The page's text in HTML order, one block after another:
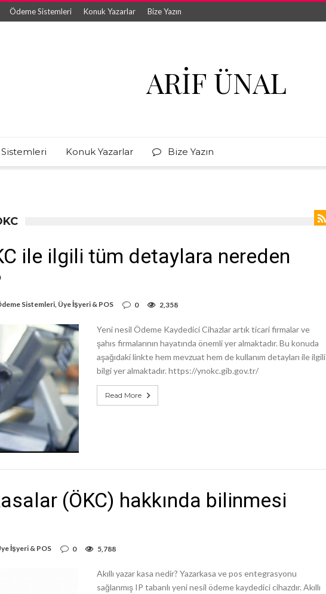
Ödeme Sistemleri Konuk Yazarlar Bize Yazın
ARIF ÜNAL
Konuk Yazarlar Bize Yazın
ile ilgili tüm detaylara nereden
Sistemleri, Üye İşyeri & POS 0 2,358
Yeni nesil Ödeme Kaydedici Cihazlar artık ticari firmalar ve
şahıs firmalarının hayatında önemli yer almaktadır. Bu konuda
aşağıdaki linkte hem mevzuat hem de kullanım detayları ile ilgili
bilgi yer almaktadır. https://ynokc.gib.gov.tr/
Read More
(ÖKC) hakkında bilinmesi
İşyeri & POS 0 5,788
Akıllı yazar kasa nedir? Yazarkasa ve pos entegrasyonu
sağlanmış IP tabanlı yeni nesil ödeme kaydedici cihazdır. Akıllı